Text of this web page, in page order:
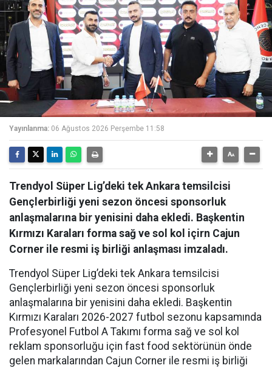
Yayınlanma: 06 Ağustos 2026 Perşembe 11:58
Trendyol Süper Lig’deki tek Ankara temsilcisi
Gençlerbirliği yeni sezon öncesi sponsorluk
anlaşmalarına bir yenisini daha ekledi. Başkentin
Kırmızı Karaları forma sağ ve sol kol içirn Cajun
Corner ile resmi iş birliği anlaşması imzaladı.
Trendyol Süper Lig’deki tek Ankara temsilcisi
Gençlerbirliği yeni sezon öncesi sponsorluk
anlaşmalarına bir yenisini daha ekledi. Başkentin
Kırmızı Karaları 2026-2027 futbol sezonu kapsamında
Profesyonel Futbol A Takımı forma sağ ve sol kol
reklam sponsorluğu için fast food sektörünün önde
gelen markalarından Cajun Corner ile resmi iş birliği